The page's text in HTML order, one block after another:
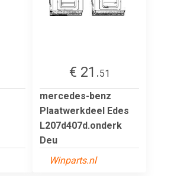
€ 21.51
mercedes-benz
Plaatwerkdeel Edes
L207d407d.onderk
Deu
Winparts.nl